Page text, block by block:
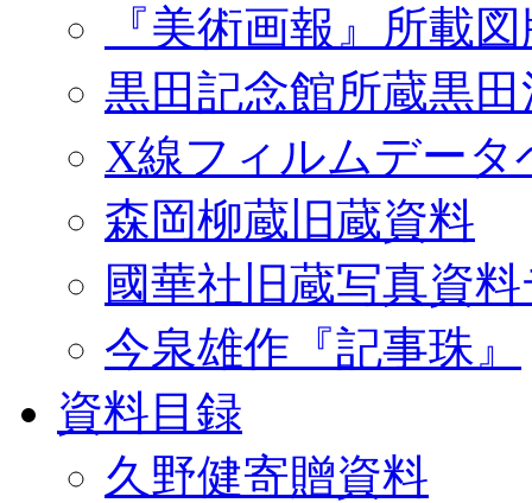
『美術画報』所載
黒田記念館所蔵黒
X線フィルムデータ
森岡柳蔵旧蔵資料
國華社旧蔵写真資
今泉雄作『記事珠』
資料目録
久野健寄贈資料